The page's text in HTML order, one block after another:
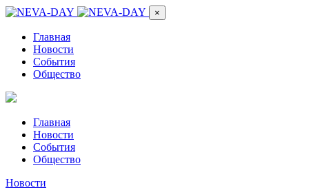
×
Главная
Новости
События
Общество
Главная
Новости
События
Общество
Новости